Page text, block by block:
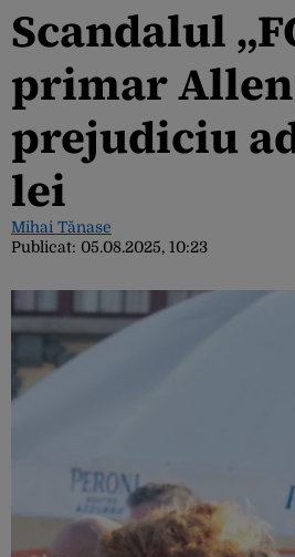
Scandalul
primar Allen
prejudiciu
lei
Mihai Tănase
Publicat: 05.08.2025, 10:23